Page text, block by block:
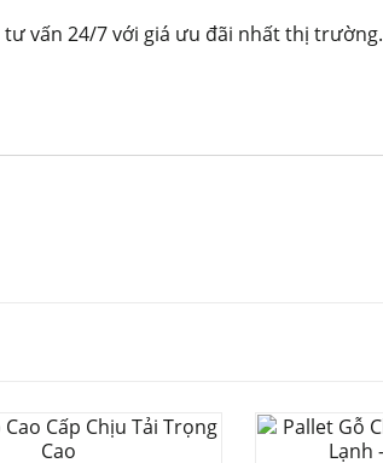
vấn 24/7 với giá ưu đãi nhất thị trường.